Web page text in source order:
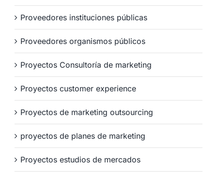
Proveedores instituciones públicas
Proveedores organismos públicos
Proyectos Consultoría de marketing
Proyectos customer experience
Proyectos de marketing outsourcing
proyectos de planes de marketing
Proyectos estudios de mercados